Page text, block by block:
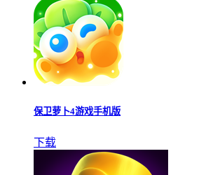
保卫萝卜4游戏手机版
下载